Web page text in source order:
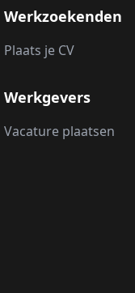
Werkzoekenden
Plaats je CV
Werkgevers
Vacature plaatsen